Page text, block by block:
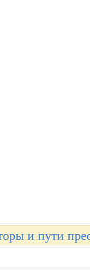
и пути